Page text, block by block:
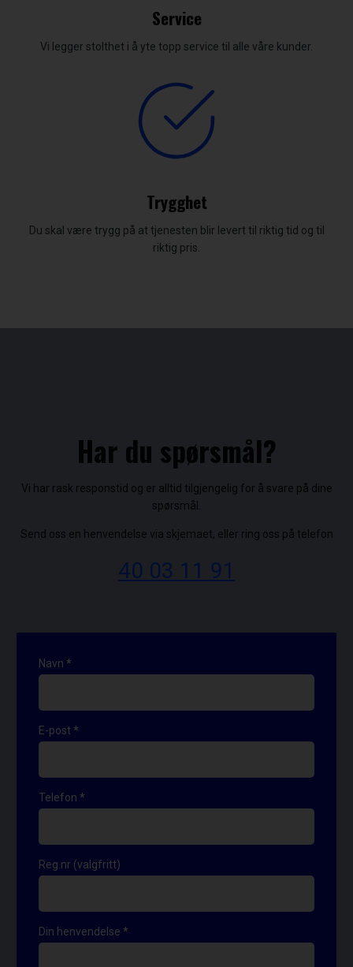
Service
Vi legger stolthet i å yte topp service til alle våre kunder.
Trygghet
Du skal være trygg på at tjenesten blir levert til riktig tid og til
riktig pris.
Har du spørsmål?
​Vi har rask responstid og er alltid ​tilgjengelig for å svare på dine
spørsmål.
Send oss en henvendelse via skjemaet, eller ring oss på telefon
40 03 11 91
kontaktskjema
Navn *
E-post *
Telefon *
Reg.nr (valgfritt)
Din henvendelse *